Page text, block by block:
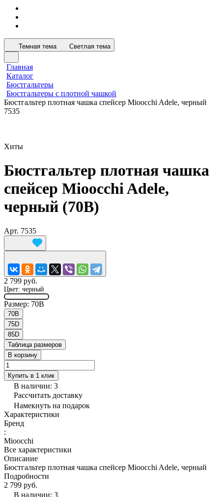
Темная тема Светлая тема
Главная
Каталог
Бюстгальтеры
Бюстгальтеры с плотной чашкой
Бюстгальтер плотная чашка спейсер Mioocchi Adele, черный
7535
Хиты
Бюстгальтер плотная чашка
спейсер Mioocchi Adele,
черный (70B)
Арт. 7535
2 799 руб.
Цвет: черный
Размер: 70B
70B
75D
85D
Таблица размеров
В корзину
Купить в 1 клик
В наличии: 3
Рассчитать доставку
Намекнуть на подарок
Характеристики
Бренд
:
Mioocchi
Все характеристики
Описание
Бюстгальтер плотная чашка спейсер Mioocchi Adele, черный
Подробности
2 799 руб.
В наличии: 3